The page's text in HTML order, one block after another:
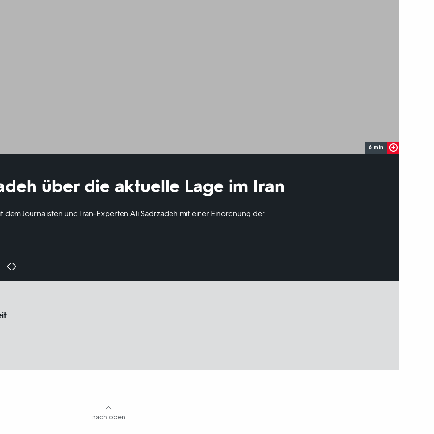
6 min
über die aktuelle Lage im Iran
dem Journalisten und Iran-Experten Ali Sadrzadeh mit einer Einordnung der
nach oben